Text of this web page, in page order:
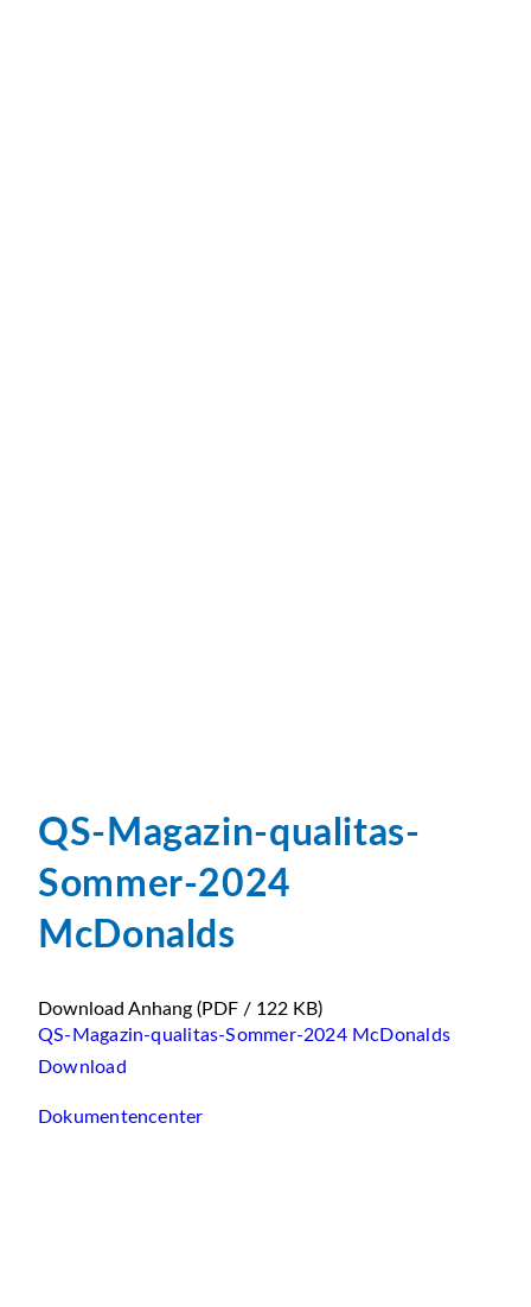
QS-Magazin-qualitas-
Sommer-2024
McDonalds
Download Anhang (PDF / 122 KB)
QS-Magazin-qualitas-Sommer-2024 McDonalds
Download
Dokumentencenter